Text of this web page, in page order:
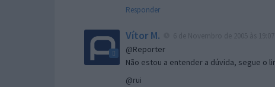
Responder
Vítor M.
@Reporter
Não estou a entender a dúvida, segue o
@rui